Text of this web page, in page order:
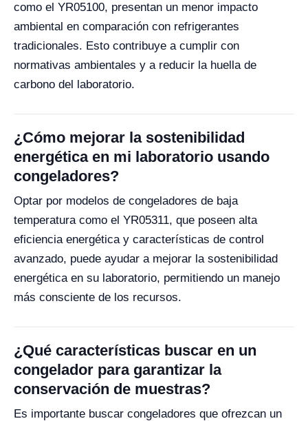
como el YR05100, presentan un menor impacto
ambiental en comparación con refrigerantes
tradicionales. Esto contribuye a cumplir con
normativas ambientales y a reducir la huella de
carbono del laboratorio.
¿Cómo mejorar la sostenibilidad
energética en mi laboratorio usando
congeladores?
Optar por modelos de congeladores de baja
temperatura como el YR05311, que poseen alta
eficiencia energética y características de control
avanzado, puede ayudar a mejorar la sostenibilidad
energética en su laboratorio, permitiendo un manejo
más consciente de los recursos.
¿Qué características buscar en un
congelador para garantizar la
conservación de muestras?
Es importante buscar congeladores que ofrezcan un